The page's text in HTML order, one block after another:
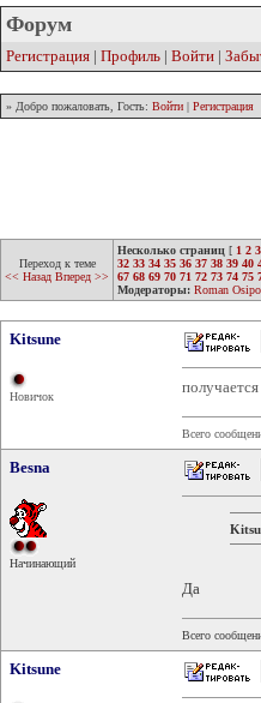
Форум
Регистрация | Профиль | Войти |
» Добро пожаловать, Гость: Войти | Регистрация
Переход к теме
<< Назад Вперед >>
Несколько страниц [ 1 2 3
32 33 34 35 36 37 38 39 40
67 68 69 70 71 72 73 74 75
Модераторы: Roman
Kitsune
Новичок
Всего
Besna
Начинающий
Да
Всего
Kitsune